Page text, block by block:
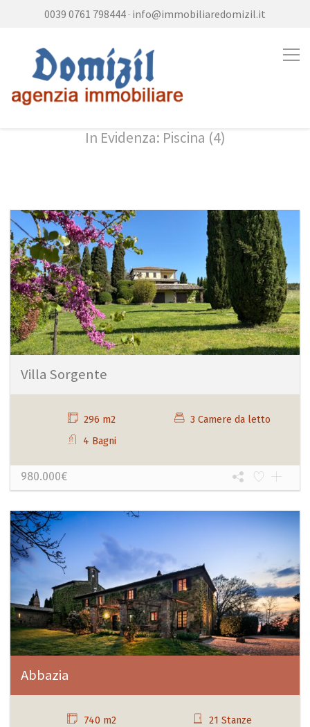
0039 0761 798444 · info@immobiliaredomizil.it
In Evidenza: Piscina (4)
Villa Sorgente
296 m2
3 Camere da letto
4 Bagni
980.000€
Abbazia
740 m2
21 Stanze